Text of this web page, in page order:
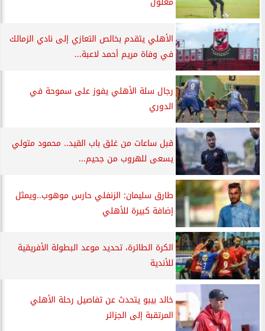
الأهلي يتقدم بخالص التعازي إلى نادي الزمالك
في وفاة مريم أحمد لاعبة...
رجال سلة الأهلي يفوز على سموحة في
الدوري
قبل ساعات من غلق باب القيد.. محمود متولي
يسعى للهروب من جحيم...
طارق سليمان: الزنفلي حارس موهوب..ويمثل
إضافة كبيرة للأهلي
الكرة الطائرة، تحديد موعد البطولة الأفريقية
للأندية
خالد بيبو يتحدث عن تفاصيل رحلة الأهلي
المرتقبة إلى الجزائر